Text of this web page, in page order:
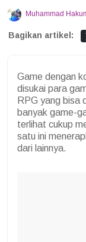
Muhammad
Bagikan artikel:
Game dengan
disukai para
RPG yang bisa
banyak game-
terlihat cukup
satu ini
dari lainnya.